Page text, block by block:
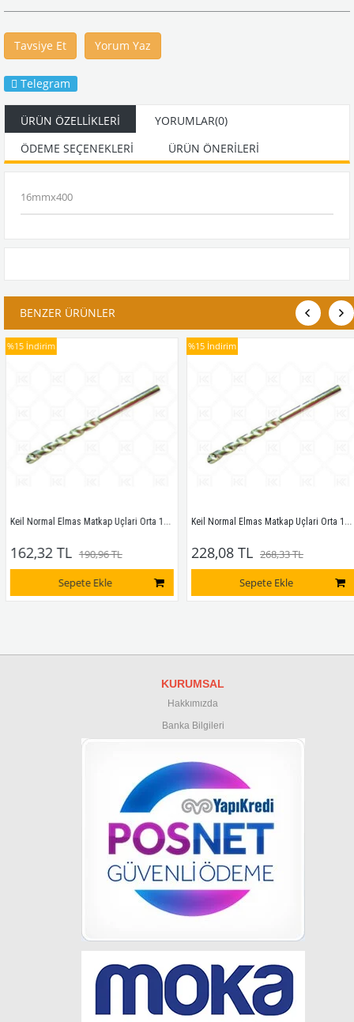
Tavsiye Et Yorum Yaz
Telegram
ÜRÜN ÖZELLIKLERI YORUMLAR(0)
ÖDEME SEÇENEKLERI
ÜRÜN ÖNERILERI
16mmx400
BENZER ÜRÜNLER
Keil Normal Elmas Matkap Uçlari Orta 12mmx200
162,32 TL
190,96 TL
Sepete Ekle
%15 İndirim
Keil Normal Elmas Matkap Uçlari Orta 14mmx200
228,08 TL
268,33 TL
Sepete Ekle
%15 İndirim
KURUMSAL
Hakkımızda
Banka Bilgileri